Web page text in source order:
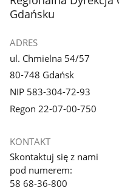
Gdańsku
ADRES
ul. Chmielna 54/57
80-748 Gdańsk
NIP 583-304-72-93
Regon 22-07-00-750
KONTAKT
Skontaktuj się z nami
pod numerem:
58 68-36-800